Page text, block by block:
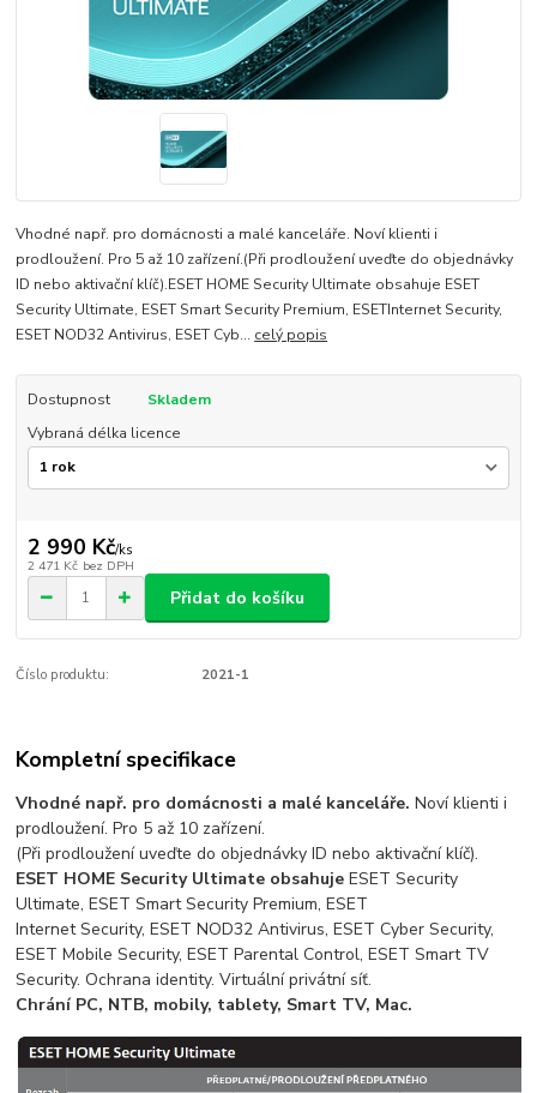
Vhodné např. pro domácnosti a malé kanceláře. Noví klienti i
prodloužení. Pro 5 až 10 zařízení.(Při prodloužení uveďte do objednávky
ID nebo aktivační klíč).ESET HOME Security Ultimate obsahuje ESET
Security Ultimate, ESET Smart Security Premium, ESETInternet Security,
ESET NOD32 Antivirus, ESET Cyb... celý popis
Dostupnost
Skladem
Vybraná délka licence
2 990 Kč/ks
2 471 Kč bez DPH
Přidat do košíku
Číslo produktu: 2021-1
Kompletní specifikace
Vhodné např. pro domácnosti a malé kanceláře. Noví klienti i
prodloužení. Pro 5 až 10 zařízení.
(Při prodloužení uveďte do objednávky ID nebo aktivační klíč).
ESET HOME Security Ultimate obsahuje ESET Security
Ultimate, ESET Smart Security Premium, ESET
Internet Security, ESET NOD32 Antivirus, ESET Cyber Security,
ESET Mobile Security, ESET Parental Control, ESET Smart TV
Security. Ochrana identity. Virtuální privátní síť.
Chrání PC, NTB, mobily, tablety, Smart TV, Mac.